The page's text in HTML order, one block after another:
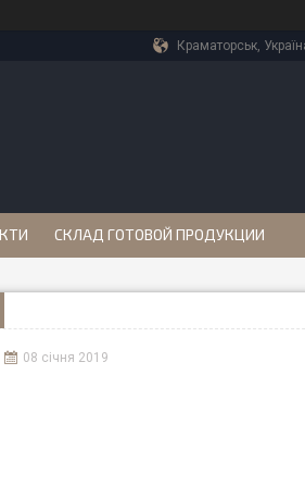
Краматорськ,
СКЛАД ГОТОВОЙ ПРОДУКЦИИ
08 січня 2019